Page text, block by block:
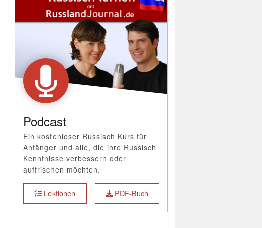
Podcast
Ein kostenloser Russisch Kurs für
Anfänger und alle, die ihre Russisch
Kenntnisse verbessern oder
auffrischen möchten.
Lektionen PDF-Buch